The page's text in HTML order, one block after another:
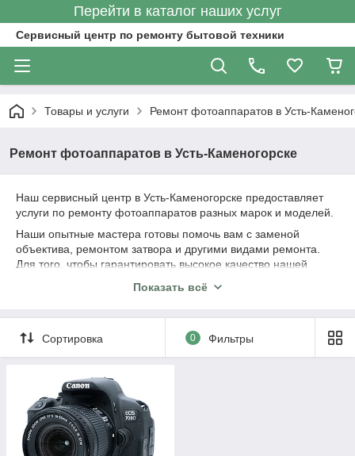
Перейти в каталог наших услуг
Сервисный центр по ремонту бытовой техники
Товары и услуги Ремонт фотоаппаратов в Усть-
Ремонт фотоаппаратов в Усть-Каменогорске
Наш сервисный центр в Усть-Каменогорске предоставляет
услуги по ремонту фотоаппаратов разных марок и моделей.
Наши опытные мастера готовы помочь вам с заменой
объектива, ремонтом затвора и другими видами ремонта.
Для того, чтобы гарантировать высокое качество нашей
Показать всё
Сортировка 0 Фильтры